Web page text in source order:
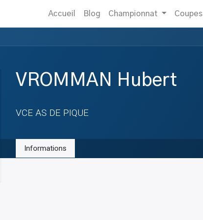
Accueil Blog Championnat Coupes
VROMMAN Hubert
VCE AS DE PIQUE
Informations